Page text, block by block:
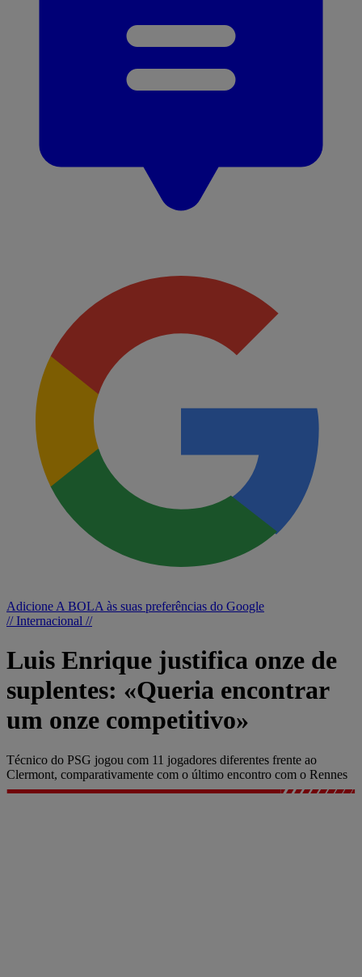
Adicione A BOLA às suas preferências do Google
// Internacional //
Luis Enrique justifica onze de
suplentes: «Queria encontrar
um onze competitivo»
Técnico do PSG jogou com 11 jogadores diferentes frente ao
Clermont, comparativamente com o último encontro com o Rennes